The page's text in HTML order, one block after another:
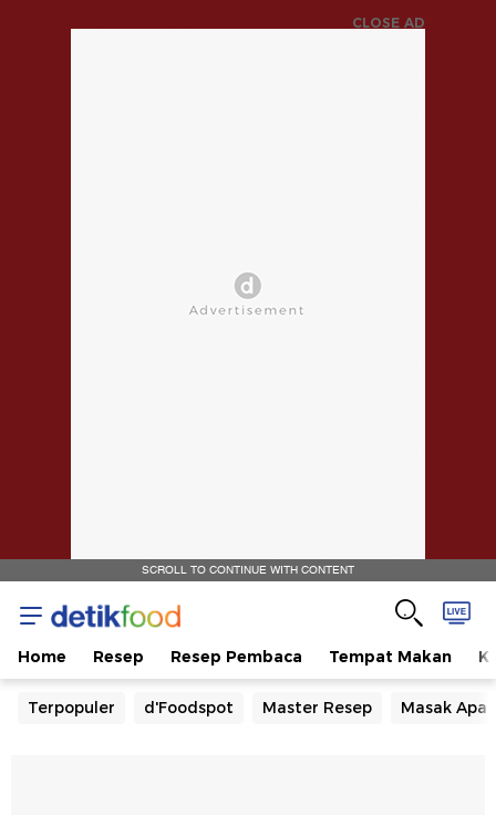
CLOSE AD
SCROLL TO CONTINUE WITH CONTENT
Home Resep Resep Pembaca Tempat Makan
Terpopuler d'Foodspot Master Resep Masak Apa